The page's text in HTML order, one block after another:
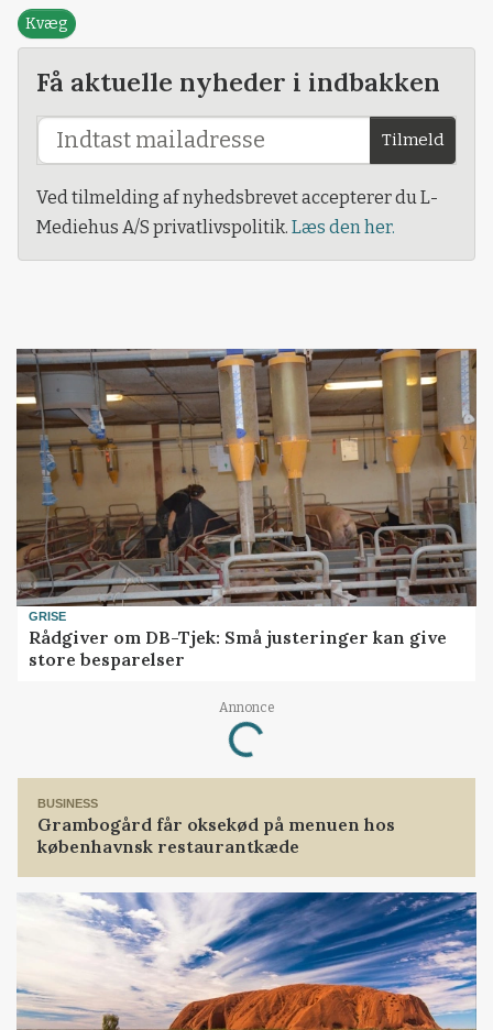
Kvæg
Få aktuelle nyheder i indbakken
Tilmeld
Ved tilmelding af nyhedsbrevet accepterer du L-
Mediehus A/S privatlivspolitik. Læs den her.
GRISE
Rådgiver om DB-Tjek: Små justeringer kan give
store besparelser
Annonce
Loading...
BUSINESS
Grambogård får oksekød på menuen hos
københavnsk restaurantkæde